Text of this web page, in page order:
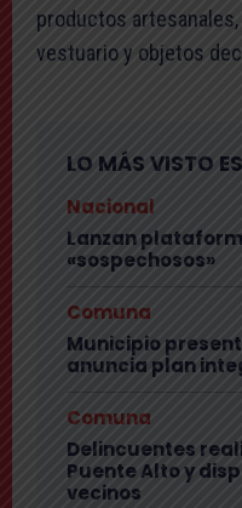
productos
vestuario y objetos
LO MÁS VISTO
Nacional
Lanzan
«sospechosos»
Comuna
Municipio
anuncia plan
Comuna
Delincuentes
Puente Alto y
vecinos